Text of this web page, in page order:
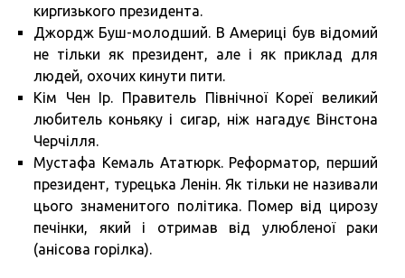
киргизького президента.
Джордж Буш-молодший. В Америці був відомий
не тільки як президент, але і як приклад для
людей, охочих кинути пити.
Кім Чен Ір. Правитель Північної Кореї великий
любитель коньяку і сигар, ніж нагадує Вінстона
Черчілля.
Мустафа Кемаль Ататюрк. Реформатор, перший
президент, турецька Ленін. Як тільки не називали
цього знаменитого політика. Помер від цирозу
печінки, який і отримав від улюбленої раки
(анісова горілка).